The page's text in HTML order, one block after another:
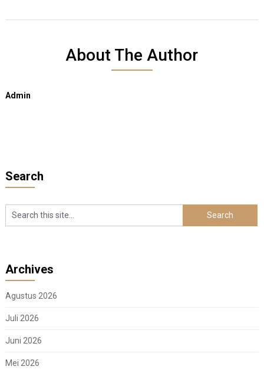
About The Author
Admin
Search
Archives
Agustus 2026
Juli 2026
Juni 2026
Mei 2026